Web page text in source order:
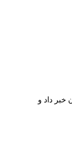
سطح شهرستان‌های استان تهران خبر داد و